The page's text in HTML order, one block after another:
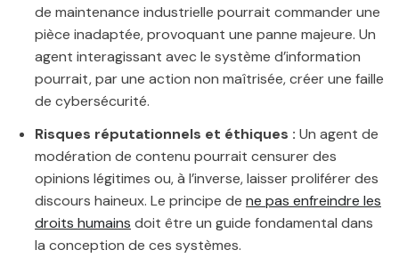
de maintenance industrielle pourrait commander une
pièce inadaptée, provoquant une panne majeure. Un
agent interagissant avec le système d’information
pourrait, par une action non maîtrisée, créer une faille
de cybersécurité.
Risques réputationnels et éthiques : Un agent de
modération de contenu pourrait censurer des
opinions légitimes ou, à l’inverse, laisser proliférer des
discours haineux. Le principe de ne pas enfreindre les
droits humains doit être un guide fondamental dans
la conception de ces systèmes.